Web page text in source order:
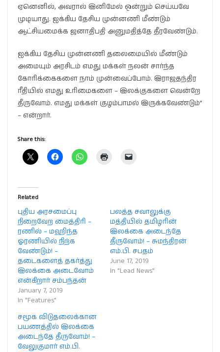
ஏனெனில், அவரால் இனிமேல் ஒன்றும் செய்யவே
முடியாது. ஐக்கிய தேசிய முன்னணி மீண்டும்
ஆட்சியமைக்க ஜனாதிபதி அனுமதித்தே தீரவேண்டும்.
ஐக்கிய தேசிய முன்னணி தலைமையில் மீண்டும்
அமையும் அரசிடம் எமது மக்கள் நலன் சார்ந்த
கோரிக்கைகளை நாம் முன்வைப்போம். இராஜதந்திர
ரீதியில் எமது உரிமைகளை – இலக்குகளை வென்றே
தீருவோம். எமது மக்கள் குழம்பாமல் இருக்கவேண்டும்”
– என்றார்.
Share this:
Related
புதிய அரசமைப்பு
நிறைவேற மைத்திரி –
ரணில் – மஹிந்த
ஓரணியில் நிற்க
வேண்டும்! –
தடைகளைத் தகர்த்து
இலக்கை அடைவோம்
என்கிறார் சம்பந்தன்
January 7, 2019
In "Features"
பலத்த சவாலுக்கு
மத்தியில் தமிழரின்
இலக்கை அடைந்தே
தீருவோம்! – சுமந்திரன்
எம்.பி. சபதம்
June 17, 2019
In "Lead News"
சமூக விடுதலைக்கான
பயணத்தில் இலக்கை
அடைந்தே தீருவோம்! –
வேலுகுமார் எம்.பி.